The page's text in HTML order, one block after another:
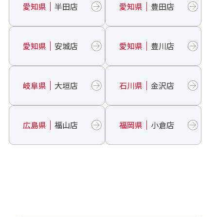
愛知県 半田店 愛知県 豊田店
愛知県 安城店 愛知県 豊川店
岐阜県 大垣店 石川県 金沢店
広島県 福山店 福岡県 小倉店